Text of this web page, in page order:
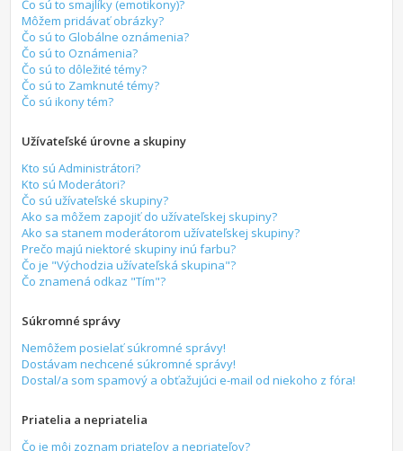
Čo sú to smajlíky (emotikony)?
Môžem pridávať obrázky?
Čo sú to Globálne oznámenia?
Čo sú to Oznámenia?
Čo sú to dôležité témy?
Čo sú to Zamknuté témy?
Čo sú ikony tém?
Užívateľské úrovne a skupiny
Kto sú Administrátori?
Kto sú Moderátori?
Čo sú užívateľské skupiny?
Ako sa môžem zapojiť do užívateľskej skupiny?
Ako sa stanem moderátorom užívateľskej skupiny?
Prečo majú niektoré skupiny inú farbu?
Čo je "Východzia užívateľská skupina"?
Čo znamená odkaz "Tím"?
Súkromné správy
Nemôžem posielať súkromné správy!
Dostávam nechcené súkromné správy!
Dostal/a som spamový a obťažujúci e-mail od niekoho z fóra!
Priatelia a nepriatelia
Čo je môj zoznam priateľov a nepriateľov?